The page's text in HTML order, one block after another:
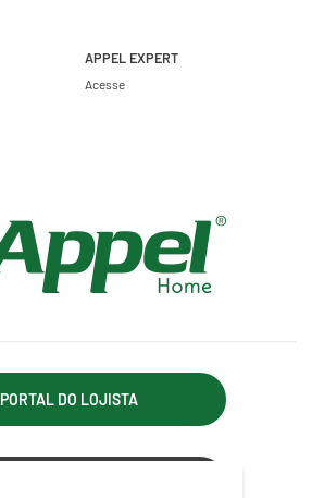
APPEL EXPERT
Acesse
PORTAL DO LOJISTA